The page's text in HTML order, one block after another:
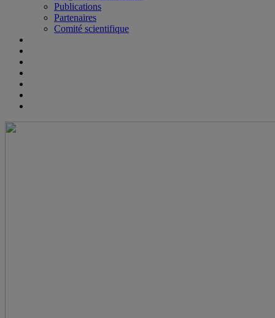
Publications
Partenaires
Comité scientifique